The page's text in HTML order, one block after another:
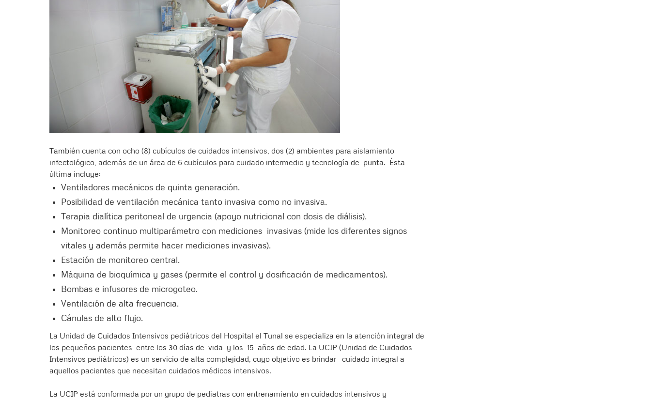
También cuenta con ocho (8) cubículos de cuidados intensivos, dos (2) ambientes para aislamiento
infectológico, además de un área de 6 cubículos para cuidado intermedio y tecnología de punta. Ésta
última incluye:
Ventiladores mecánicos de quinta generación.
Posibilidad de ventilación mecánica tanto invasiva como no invasiva.
Terapia dialítica peritoneal de urgencia (apoyo nutricional con dosis de diálisis).
Monitoreo continuo multiparámetro con mediciones invasivas (mide los diferentes signos
vitales y además permite hacer mediciones invasivas).
Estación de monitoreo central.
Máquina de bioquímica y gases (permite el control y dosificación de medicamentos).
Bombas e infusores de microgoteo.
Ventilación de alta frecuencia.
Cánulas de alto flujo.
La Unidad de Cuidados Intensivos pediátricos del Hospital el Tunal se especializa en la atención integral de
los pequeños pacientes entre los 30 días de vida y los 15 años de edad. La UCIP (Unidad de Cuidados
Intensivos pediátricos) es un servicio de alta complejidad, cuyo objetivo es brindar cuidado integral a
aquellos pacientes que necesitan cuidados médicos intensivos.
La UCIP está conformada por un grupo de pediatras con entrenamiento en cuidados intensivos y